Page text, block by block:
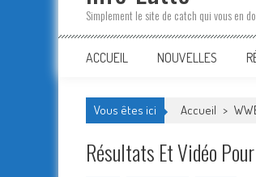
Simplement le site de catch qui vous en
ACCUEIL NOUVELLES
Vous êtes ici Accueil >
Résultats Et Vidéo